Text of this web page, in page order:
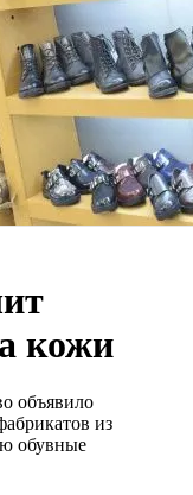
кожи
объявило
из
обувные